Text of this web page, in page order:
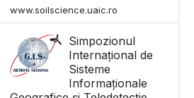
www.soilscience.uaic.ro
Simpozionul
Internațional de
Sisteme
Informaționale